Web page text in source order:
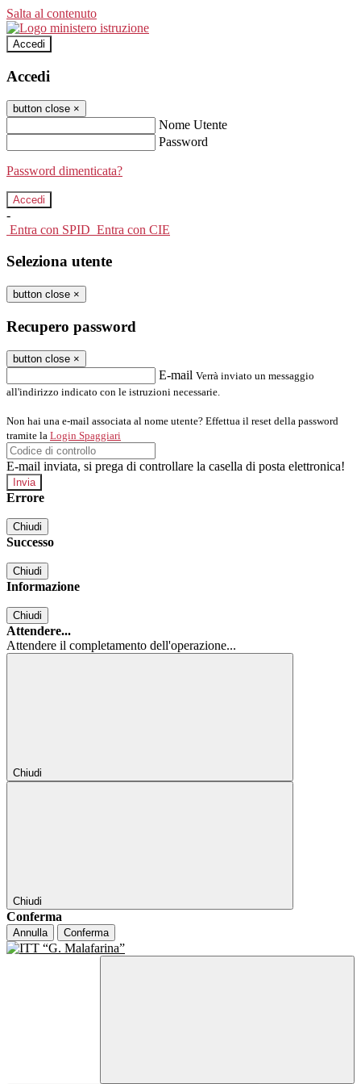
Salta al contenuto
Accedi
Accedi
button close ×
Nome Utente
Password
Password dimenticata?
-
Entra con SPID Entra con CIE
Seleziona utente
button close ×
Recupero password
button close ×
E-mail Verrà inviato un messaggio
all'indirizzo indicato con le istruzioni necessarie.
Non hai una e-mail associata al nome utente? Effettua il reset della password
tramite la Login Spaggiari
E-mail inviata, si prega di controllare la casella di posta elettronica!
Errore
Chiudi
Successo
Chiudi
Informazione
Chiudi
Attendere...
Attendere il completamento dell'operazione...
Chiudi
Chiudi
Conferma
Annulla Conferma